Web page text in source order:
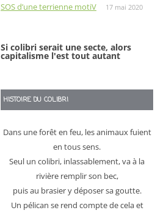
SOS d’une terrienne motiV 17 mai 2020
Si colibri serait une secte, alors
capitalisme l'est tout autant
HISTOIRE DU COLIBRI
Dans une forêt en feu, les animaux fuient
en tous sens.
Seul un colibri, inlassablement, va à la
rivière remplir son bec,
puis au brasier y déposer sa goutte.
Un pélican se rend compte de cela et